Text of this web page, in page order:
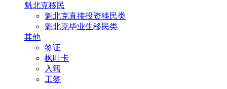
魁北克移民
魁北克直接投资移民类
魁北克毕业生移民类
其他
签证
枫叶卡
入籍
工签